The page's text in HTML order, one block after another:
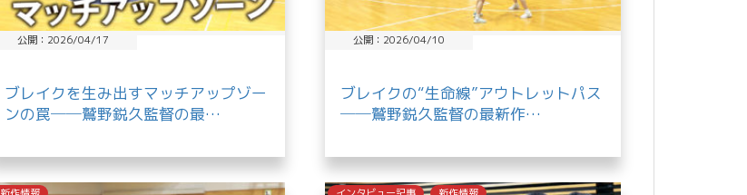
公開：2026/04/17
ブレイクを生み出すマッチアップゾー
ンの罠──鷲野鋭久監督の最…
公開：2026/04/10
ブレイクの“生命線”アウトレットパス
──鷲野鋭久監督の最新作…